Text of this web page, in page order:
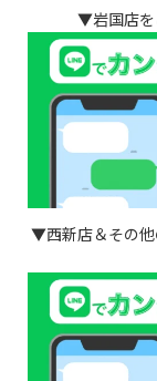
▼岩国店を
▼西新店＆その他